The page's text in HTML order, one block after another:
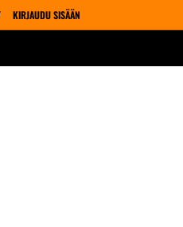
KIRJAUDU SISÄÄN